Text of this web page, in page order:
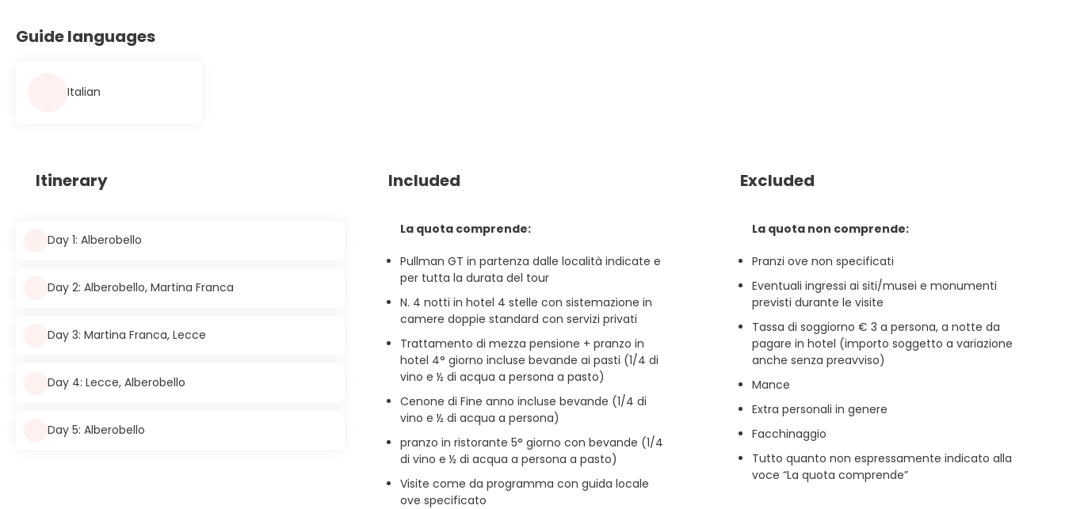
Guide languages
Italian
Itinerary
Day 1: Alberobello
Day 2: Alberobello, Martina Franca
Day 3: Martina Franca, Lecce
Day 4: Lecce, Alberobello
Day 5: Alberobello
Included
La quota comprende:
Pullman GT in partenza dalle località indicate e
per tutta la durata del tour
N. 4 notti in hotel 4 stelle con sistemazione in
camere doppie standard con servizi privati
Trattamento di mezza pensione + pranzo in
hotel 4° giorno incluse bevande ai pasti (1/4 di
vino e ½ di acqua a persona a pasto)
Cenone di Fine anno incluse bevande (1/4 di
vino e ½ di acqua a persona)
pranzo in ristorante 5° giorno con bevande (1/4
di vino e ½ di acqua a persona a pasto)
Visite come da programma con guida locale
ove specificato
Excluded
La quota non comprende:
Pranzi ove non specificati
Eventuali ingressi ai siti/musei e monumenti
previsti durante le visite
Tassa di soggiorno € 3 a persona, a notte da
pagare in hotel (importo soggetto a variazione
anche senza preavviso)
Mance
Extra personali in genere
Facchinaggio
Tutto quanto non espressamente indicato alla
voce “La quota comprende”